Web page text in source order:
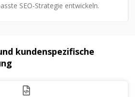
SEO-Strategie entwickeln.
kundenspezifische